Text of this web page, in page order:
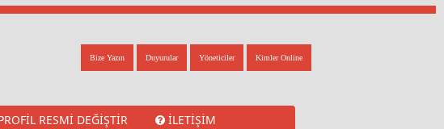
Kimler Online
Yöneticiler
Duyurular
Bize Yazın
RESMI DEĞIŞTIR İLETIŞIM